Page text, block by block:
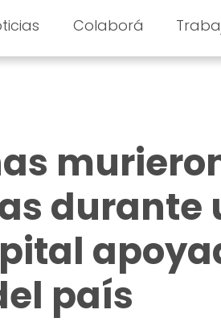
Colaborá
durante
país